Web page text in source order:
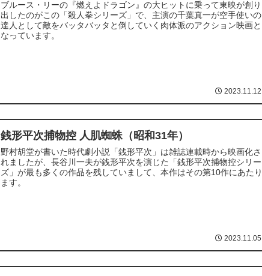
ブルース・リーの『燃えよドラゴン』の大ヒットに乗って東映が創り
出したのがこの「殺人拳シリーズ」で、主演の千葉真一が空手使いの
達人として敵をバッタバッタと倒していく肉体派のアクション映画と
なっています。
2023.11.12
銭形平次捕物控 人肌蜘蛛（昭和31年）
野村胡堂が書いた時代劇小説「銭形平次」は雑誌連載時から映画化さ
れましたが、長谷川一夫が銭形平次を演じた「銭形平次捕物控シリー
ズ」が最も多くの作品を残していまして、本作はその第10作にあたり
ます。
2023.11.05